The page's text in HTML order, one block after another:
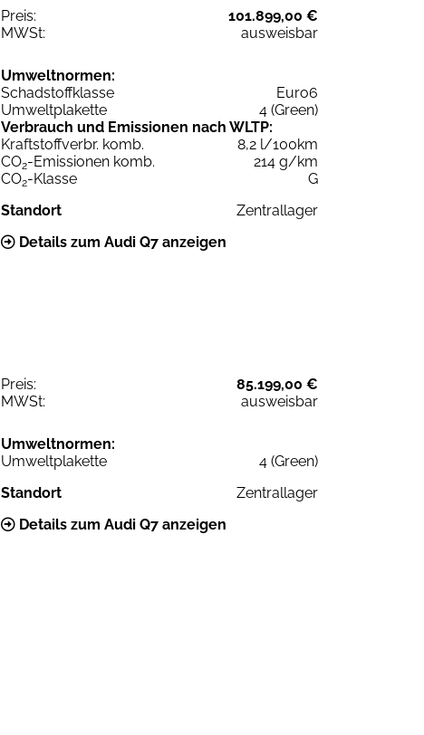
Preis:
101.899,00 €
MWSt:
ausweisbar
Umweltnormen:
Schadstoffklasse
Euro6
Umweltplakette
4 (Green)
Verbrauch und Emissionen nach WLTP:
Kraftstoffverbr. komb.
8,2 l/100km
CO2-Emissionen komb.
214 g/km
CO2-Klasse
G
Standort
Zentrallager
Details zum Audi Q7 anzeigen
Preis:
85.199,00 €
MWSt:
ausweisbar
Umweltnormen:
Umweltplakette
4 (Green)
Standort
Zentrallager
Details zum Audi Q7 anzeigen